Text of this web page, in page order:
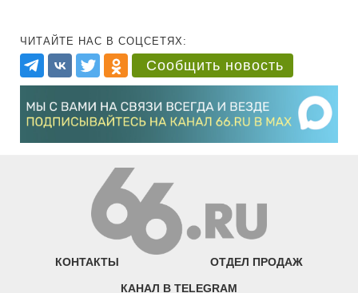
ЧИТАЙТЕ НАС В СОЦСЕТЯХ:
Сообщить новость
КОНТАКТЫ ОТДЕЛ ПРОДАЖ
КАНАЛ В TELEGRAM